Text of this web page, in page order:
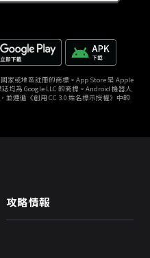
家或地區註冊的商標。App Store 是 Apple
均為 Google LLC 的商標。Android 機器人
並遵循《創用 CC 3.0 姓名標示授權》中的
攻略情報